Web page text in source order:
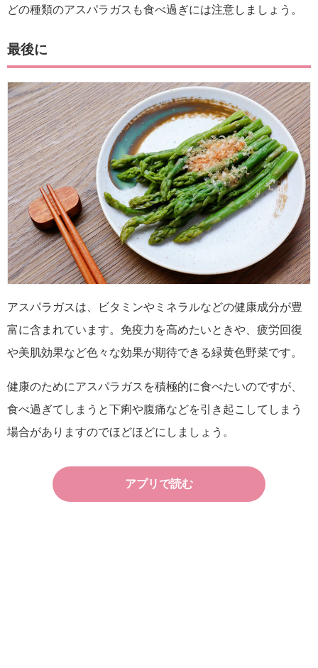
どの種類のアスパラガスも食べ過ぎには注意しましょう。
最後に
アスパラガスは、ビタミンやミネラルなどの健康成分が豊
富に含まれています。免疫力を高めたいときや、疲労回復
や美肌効果など色々な効果が期待できる緑黄色野菜です。
健康のためにアスパラガスを積極的に食べたいのですが、
食べ過ぎてしまうと下痢や腹痛などを引き起こしてしまう
場合がありますのでほどほどにしましょう。
アプリで読む